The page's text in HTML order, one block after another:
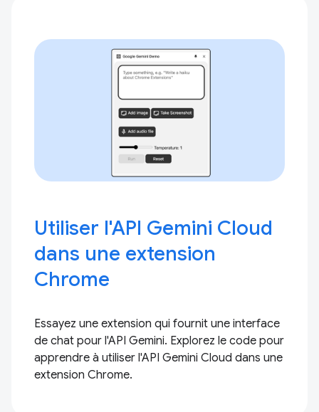
Utiliser l'API Gemini Cloud
dans une extension
Chrome
Essayez une extension qui fournit une interface
de chat pour l'API Gemini. Explorez le code pour
apprendre à utiliser l'API Gemini Cloud dans une
extension Chrome.